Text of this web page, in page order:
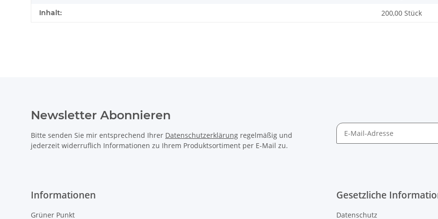
Inhalt: 200,00 Stück
Newsletter Abonnieren
Bitte senden Sie mir entsprechend Ihrer Datenschutzerklärung regelmäßig und
jederzeit widerruflich Informationen zu Ihrem Produktsortiment per E-Mail zu.
Informationen
Grüner Punkt
Gesetzliche
Datenschutz